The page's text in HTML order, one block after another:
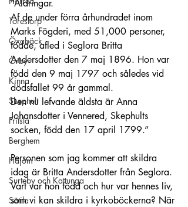
Torestorp
Öxabäck
Örby
Kinna
Skephult
Fritsla
Berghem
Hajom
Surteby och Kattunga
Sätila
”Åldringar.
Af de under förra århundradet inom
Marks Fögderi, med 51,000 personer,
födde, afled i Seglora Britta
Andersdotter den 7 maj 1896. Hon var
född den 9 maj 1797 och således vid
dödsfallet 99 år gammal.
Den nu lefvande äldsta är Anna
Johansdotter i Vennered, Skephults
socken, född den 17 april 1799.”
Personen som jag kommer att skildra
idag är Britta Andersdotter från Seglora.
Vart var hon född och hur var hennes liv,
som vi kan skildra i kyrkoböckerna? När